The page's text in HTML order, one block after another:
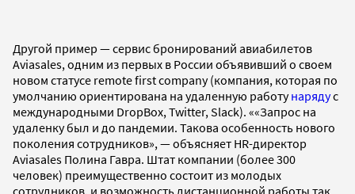
Другой пример — сервис бронирований авиабилетов
Aviasales, одним из первых в России объявивший о своем
новом статусе remote first company (компания, которая по
умолчанию ориентирована на удаленную работунарядус
международными DropBox, Twitter, Slack). ««Запрос на
удаленку был и до пандемии. Такова особенность нового
поколения сотрудников», — объясняет HR-директор
Aviasales Полина Гавра. Штат компании (более 300
человек) преимущественно состоит из молодых
сотрудников, и возможность дистанционной работы так